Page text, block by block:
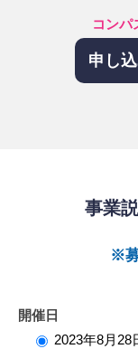
コンパ
申し
事業
※
開催日
2023年8月28